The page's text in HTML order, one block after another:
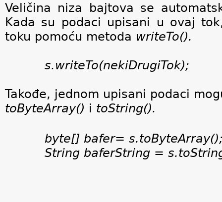
Veličina niza bajtova se
Kada su podaci upisani u ovaj
toku pomoću metoda writeTo().
s.writeTo(nekiDrugiTok);
Takođe, jednom upisani podaci
toByteArray() i toString().
byte[] bafer=
String baferString =